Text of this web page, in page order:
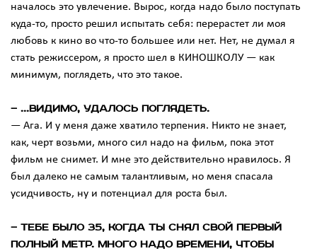
началось это увлечение. Вырос, когда надо было поступать
куда-то, просто решил испытать себя: перерастет ли моя
любовь к кино во что-то большее или нет. Нет, не думал я
стать режиссером, я просто шел в КИНОШКОЛУ — как
минимум, поглядеть, что это такое.
— ...видимо, удалось поглядеть.
— Ага. И у меня даже хватило терпения. Никто не знает,
как, черт возьми, много сил надо на фильм, пока этот
фильм не снимет. И мне это действительно нравилось. Я
был далеко не самым талантливым, но меня спасала
усидчивость, ну и потенциал для роста был.
— Тебе было 35, когда ты снял свой первый
полный метр. Много надо времени, чтобы